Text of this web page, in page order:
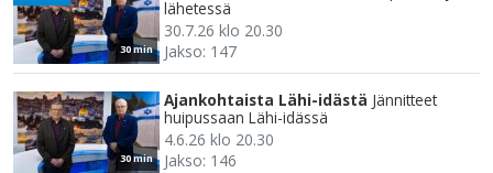
30 min
lähetessä
30.7.26 klo 20.30
Jakso: 147
30 min
Ajankohtaista Lähi-idästä Jännitteet
huipussaan Lähi-idässä
4.6.26 klo 20.30
Jakso: 146